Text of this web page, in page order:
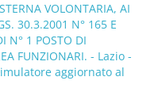
VOLONTARIA, AI
30.3.2001 N° 165 E
N° 1 POSTO DI
FUNZIONARI. - Lazio -
aggiornato al